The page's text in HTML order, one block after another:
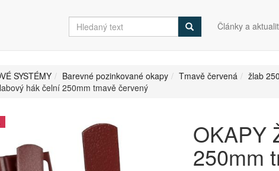
Články a
SYSTÉMY Barevné pozinkované okapy Tmavě červená
žlab
hák čelní 250mm tmavě červený
OKAPY
250mm